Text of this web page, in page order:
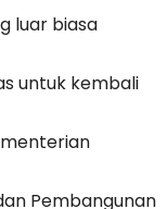
luar biasa
untuk kembali
Pembangunan